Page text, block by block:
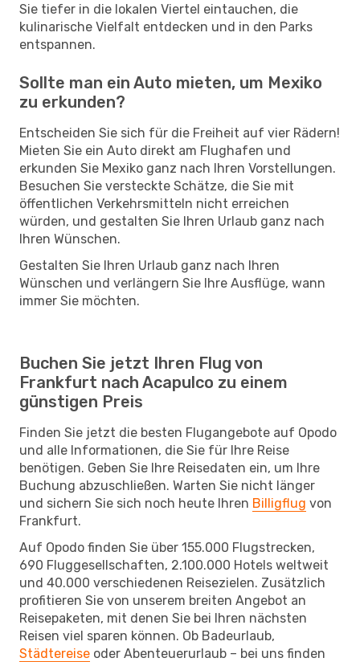
Sie tiefer in die lokalen Viertel eintauchen, die
kulinarische Vielfalt entdecken und in den Parks
entspannen.
Sollte man ein Auto mieten, um Mexiko
zu erkunden?
Entscheiden Sie sich für die Freiheit auf vier Rädern!
Mieten Sie ein Auto direkt am Flughafen und
erkunden Sie Mexiko ganz nach Ihren Vorstellungen.
Besuchen Sie versteckte Schätze, die Sie mit
öffentlichen Verkehrsmitteln nicht erreichen
würden, und gestalten Sie Ihren Urlaub ganz nach
Ihren Wünschen.
Gestalten Sie Ihren Urlaub ganz nach Ihren
Wünschen und verlängern Sie Ihre Ausflüge, wann
immer Sie möchten.
Buchen Sie jetzt Ihren Flug von
Frankfurt nach Acapulco zu einem
günstigen Preis
Finden Sie jetzt die besten Flugangebote auf Opodo
und alle Informationen, die Sie für Ihre Reise
benötigen. Geben Sie Ihre Reisedaten ein, um Ihre
Buchung abzuschließen. Warten Sie nicht länger
und sichern Sie sich noch heute Ihren Billigflug von
Frankfurt.
Auf Opodo finden Sie über 155.000 Flugstrecken,
690 Fluggesellschaften, 2.100.000 Hotels weltweit
und 40.000 verschiedenen Reisezielen. Zusätzlich
profitieren Sie von unserem breiten Angebot an
Reisepaketen, mit denen Sie bei Ihren nächsten
Reisen viel sparen können. Ob Badeurlaub,
Städtereise oder Abenteuerurlaub – bei uns finden